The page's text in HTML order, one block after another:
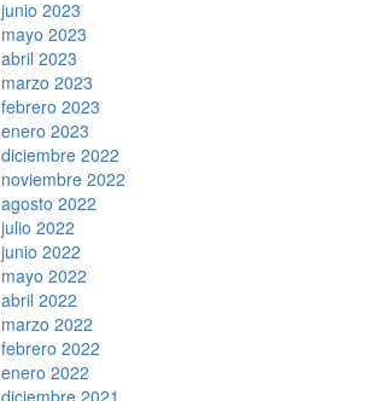
junio 2023
mayo 2023
abril 2023
marzo 2023
febrero 2023
enero 2023
diciembre 2022
noviembre 2022
agosto 2022
julio 2022
junio 2022
mayo 2022
abril 2022
marzo 2022
febrero 2022
enero 2022
diciembre 2021